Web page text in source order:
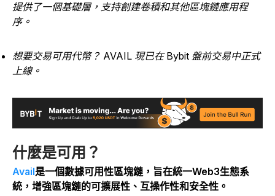
提供了一個基礎層，支持創建卷積和其他區塊鏈應用程
序。
想要交易可用代幣？ AVAIL 現已在 Bybit 盤前交易中正式
上線。
什麼是可用？
Avail是一個數據可用性區塊鏈，旨在統一Web3生態系
統，增強區塊鏈的可擴展性、互操作性和安全性。